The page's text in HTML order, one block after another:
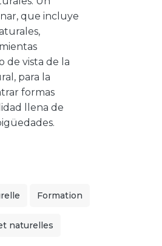
que incluye
de vista de la
para la
formas
llena de
Formation
naturelles